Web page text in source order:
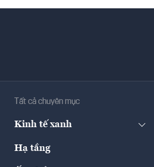
Tất cả chuyên mục
Kinh tế xanh
Hạ tầng